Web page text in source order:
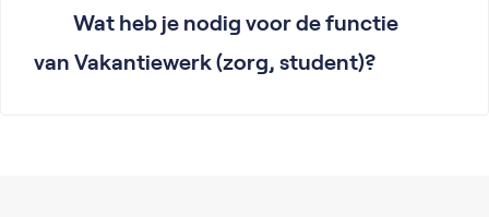
Wat heb je nodig voor de functie
van Vakantiewerk (zorg, student)?